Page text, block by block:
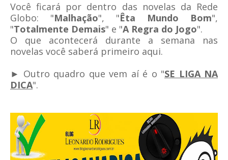
Você ficará por dentro das novelas da Rede
Globo: "Malhação", "Êta Mundo Bom",
"Totalmente Demais" e "A Regra do Jogo".
O que acontecerá durante a semana nas
novelas você saberá primeiro aqui.
► Outro quadro que vem aí é o "SE LIGA NA
DICA".